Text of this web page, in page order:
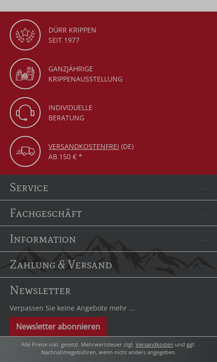
DÜRR KRIPPEN
SEIT 1977
GANZJÄHRIGE
KRIPPENAUSSTELLUNG
INDIVIDUELLE
BERATUNG
VERSANDKOSTENFREI (DE)
AB 150 € *
Service
Fachgeschäft
Information
Zahlung & Versand
Newsletter
Verpassen Sie keine Angebote mehr ...
Newsletter abonnieren
Alle Preise inkl. gesetzl. Mehrwertsteuer zzgl. Versandkosten und ggf.
Nachnahmegebühren, wenn nicht anders angegeben.